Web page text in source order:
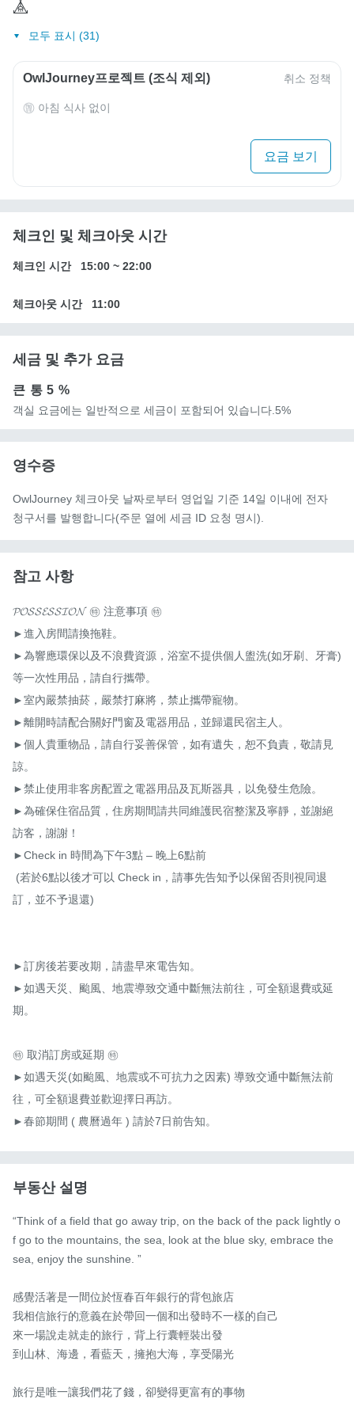
모두 표시 (31)
OwlJourney프로젝트 (조식 제외) 취소 정책
아침 식사 없이
요금 보기
체크인 및 체크아웃 시간
체크인 시간 15:00 ~ 22:00
체크아웃 시간 11:00
세금 및 추가 요금
큰 통5 %
객실 요금에는 일반적으로 세금이 포함되어 있습니다.5%
영수증
OwlJourney 체크아웃 날짜로부터 영업일 기준 14일 이내에 전자
청구서를 발행합니다(주문 열에 세금 ID 요청 명시).
참고 사항
𝓟𝓞𝓢𝓢𝓔𝓢𝓢𝓘𝓞𝓝 ㊕ 注意事項 ㊕
►進入房間請換拖鞋。
►為響應環保以及不浪費資源，浴室不提供個人盥洗(如牙刷、牙膏)
等一次性用品，請自行攜帶。
►室內嚴禁抽菸，嚴禁打麻將，禁止攜帶寵物。
►離開時請配合關好門窗及電器用品，並歸還民宿主人。
►個人貴重物品，請自行妥善保管，如有遺失，恕不負責，敬請見
諒。
►禁止使用非客房配置之電器用品及瓦斯器具，以免發生危險。
►為確保住宿品質，住房期間請共同維護民宿整潔及寧靜，並謝絕
訪客，謝謝！
►Check in 時間為下午3點 – 晚上6點前
訂，並不予退還)
►訂房後若要改期，請盡早來電告知。
►如遇天災、颱風、地震導致交通中斷無法前往，可全額退費或延
期。
㊕ 取消訂房或延期 ㊕
►如遇天災(如颱風、地震或不可抗力之因素) 導致交通中斷無法前
往，可全額退費並歡迎擇日再訪。
►春節期間 ( 農曆過年 ) 請於7日前告知。
부동산 설명
“Think of a field that go away trip, on the back of the pack lightly o
f go to the mountains, the sea, look at the blue sky, embrace the
sea, enjoy the sunshine. ”
感覺活著是一間位於恆春百年銀行的背包旅店
我相信旅行的意義在於帶回一個和出發時不一樣的自己
來一場說走就走的旅行，背上行囊輕裝出發
到山林、海邊，看藍天，擁抱大海，享受陽光
旅行是唯一讓我們花了錢，卻變得更富有的事物